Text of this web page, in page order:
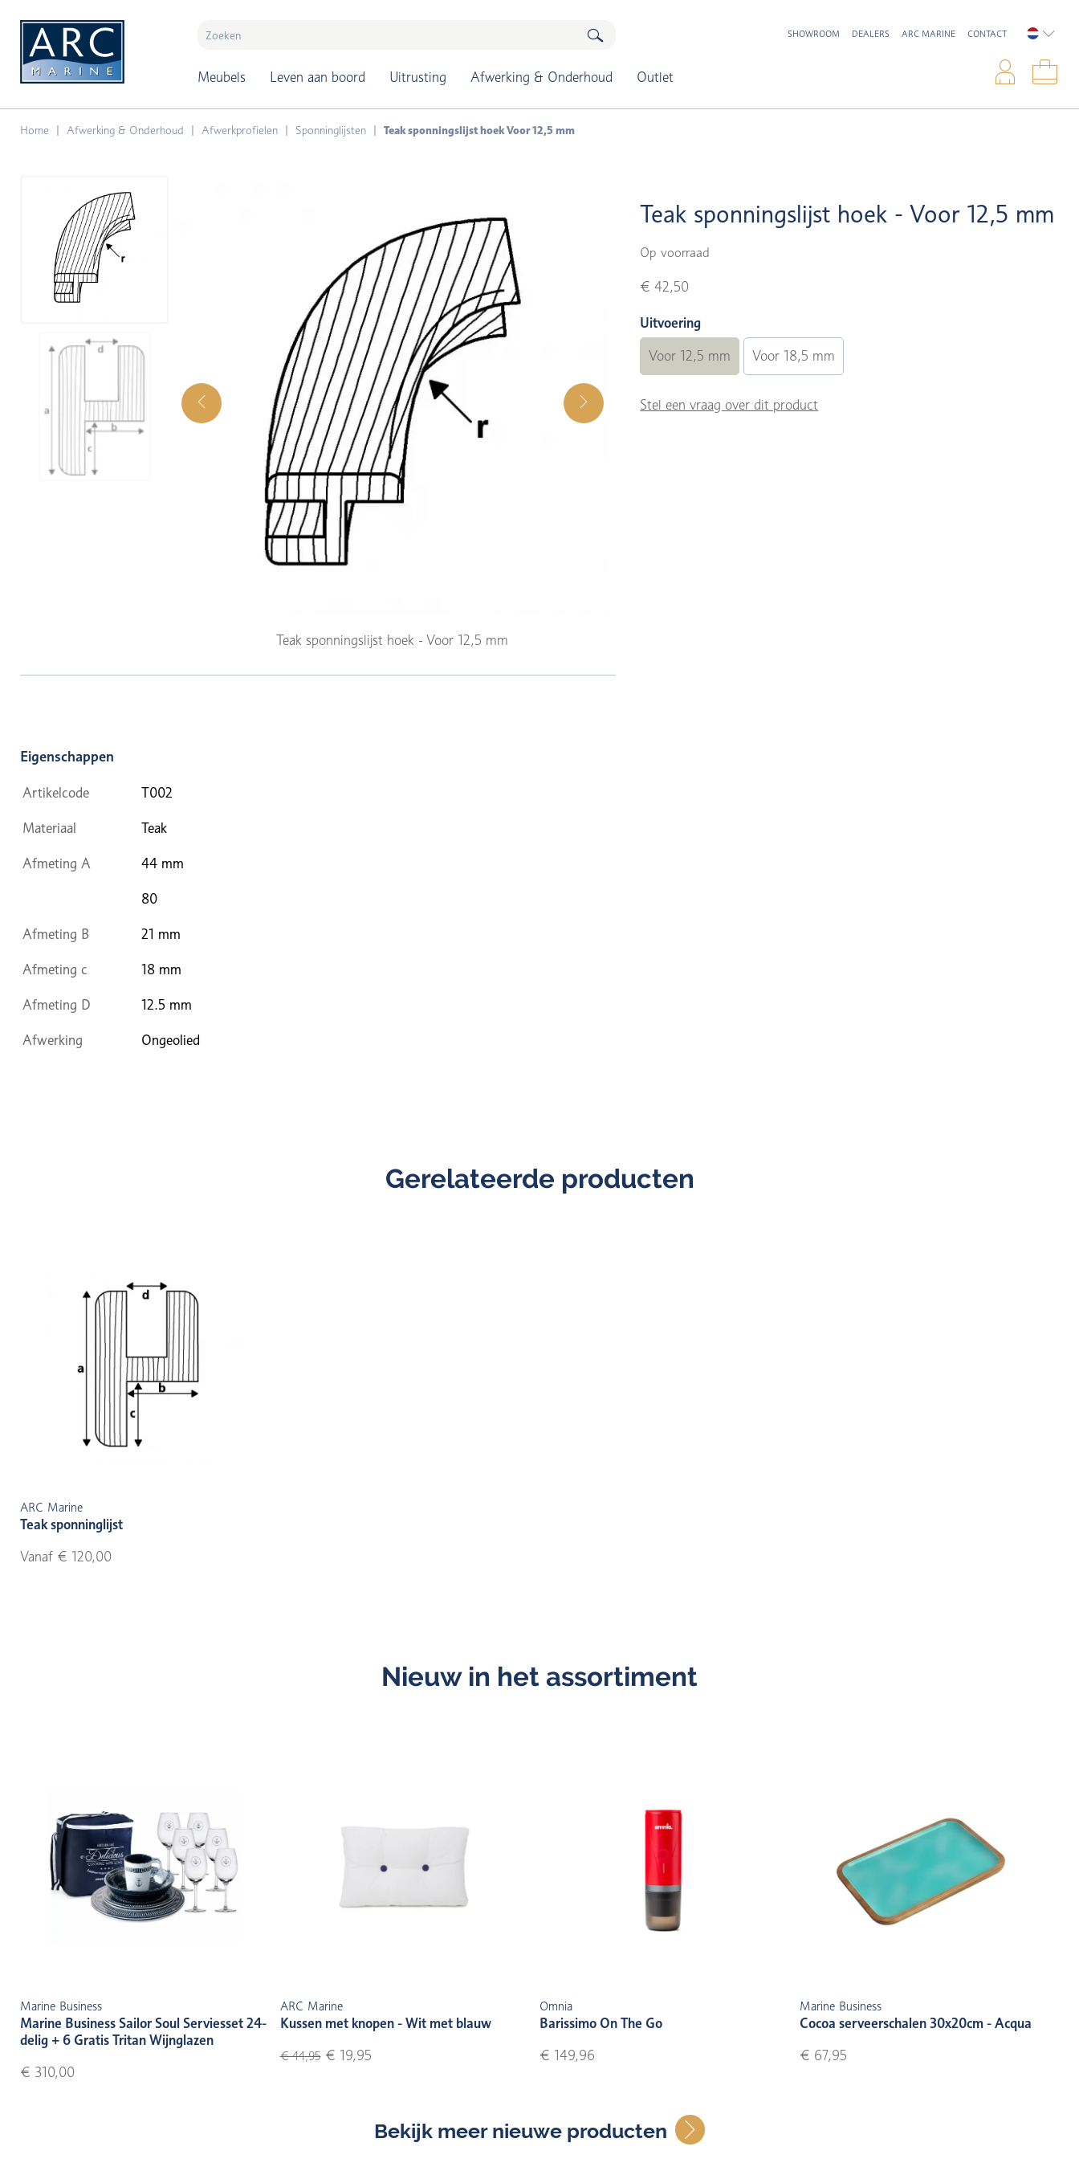
Meubels Leven aan boord Uitrusting Afwerking & Onderhoud Outlet
SHOWROOM DEALERS ARC MARINE CONTACT
Home Afwerking & Onderhoud Afwerkprofielen Sponninglijsten Teak sponningslijst hoek Voor 12,5 mm
Teak sponningslijst hoek - Voor 12,5 mm
Teak sponningslijst hoek - Voor 12,5 mm
Op voorraad
€ 42,50
Uitvoering
Voor 12,5 mm Voor 18,5 mm
Stel een vraag over dit product
Eigenschappen
Artikelcode T002
Materiaal Teak
Afmeting A 44 mm
80
Afmeting B 21 mm
Afmeting c 18 mm
Afmeting D 12.5 mm
Afwerking Ongeolied
Gerelateerde producten
ARC Marine
Teak sponninglijst
Vanaf € 120,00
Nieuw in het assortiment
Marine Business
Marine Business Sailor Soul Serviesset 24-
delig + 6 Gratis Tritan Wijnglazen
€ 310,00
ARC Marine
Kussen met knopen - Wit met blauw
€ 44,95€ 19,95
Omnia
Barissimo On The Go
€ 149,96
Marine Business
Cocoa serveerschalen 30x20cm - Acqua
€ 67,95
Bekijk meer nieuwe producten